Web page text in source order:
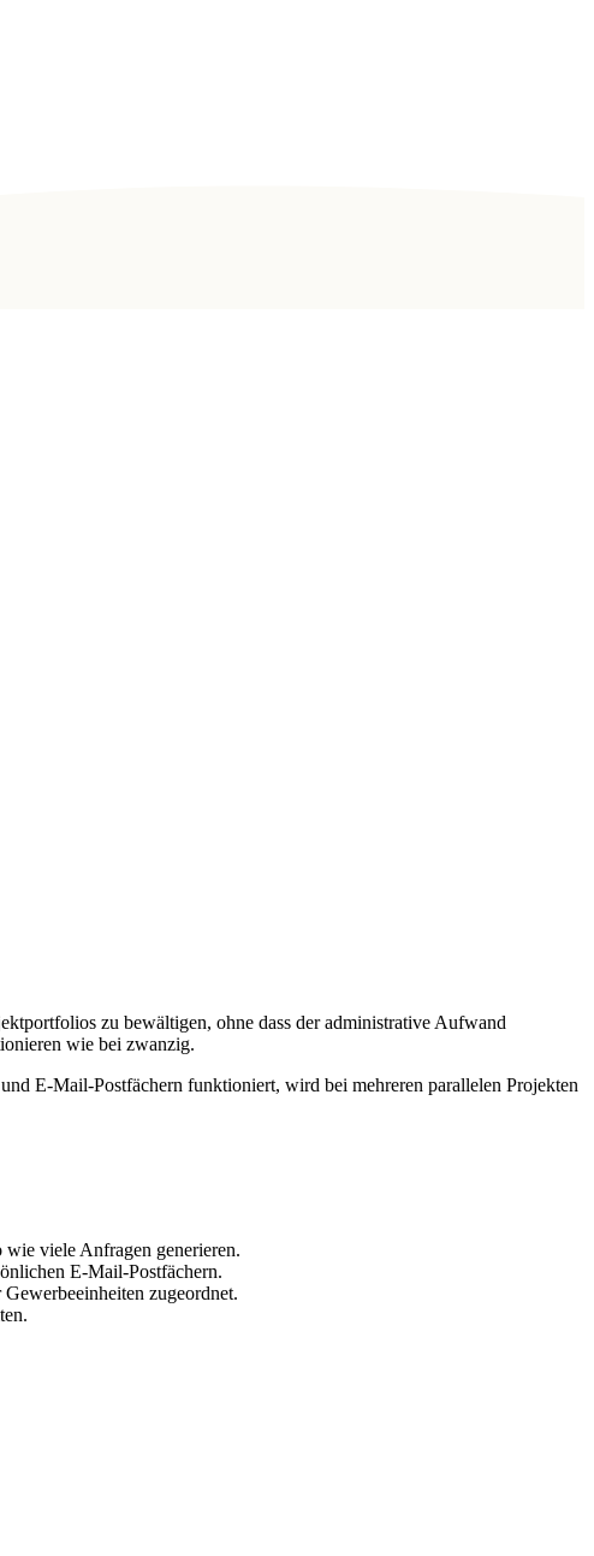
zu bewältigen, ohne dass der administrative Aufwand
wie bei zwanzig.
E-Mail-Postfächern funktioniert, wird bei mehreren parallelen Projekten
viele Anfragen generieren.
E-Mail-Postfächern.
zugeordnet.